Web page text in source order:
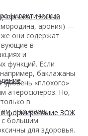
формирование ЗОЖ
тёмный
арония) —
они содержат
в
и
функций. Если
баклажаны
«плохого»
атеросклероз. Но,
в
что овощ
с большим
для здоровья.